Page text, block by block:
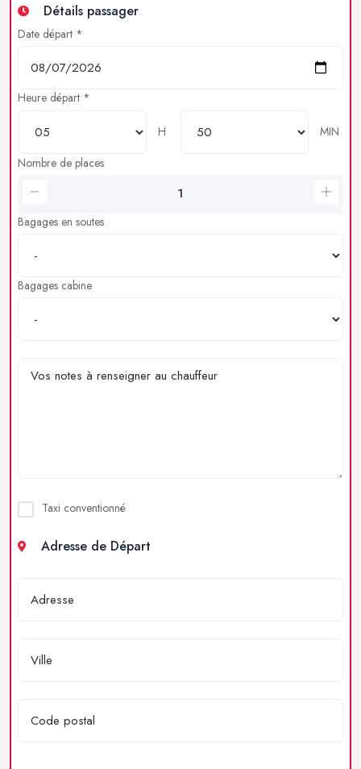
Détails passager
Date départ *
Heure départ *
H
MIN
Nombre de places
Bagages en soutes
Bagages cabine
Taxi conventionné
Adresse de Départ